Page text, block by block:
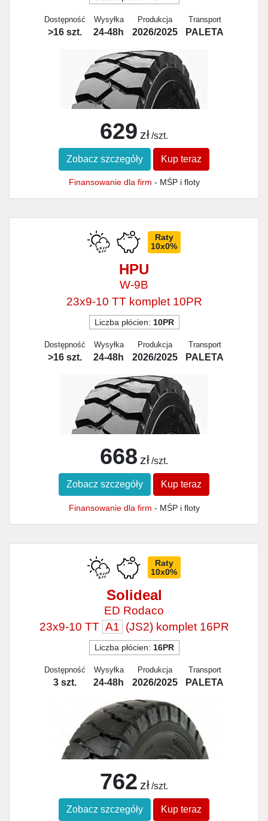
Dostępność
>16 szt.
Wysyłka
24-48h
Produkcja
2026/2025
Transport
PALETA
629 zł /szt.
Zobacz szczegóły Kup teraz
Finansowanie dla firm - MŚP i floty
Raty
10x0%
HPU
W-9B
23x9-10 TT komplet 10PR
Liczba płócien: 10PR
Dostępność
>16 szt.
Wysyłka
24-48h
Produkcja
2026/2025
Transport
PALETA
668 zł /szt.
Zobacz szczegóły Kup teraz
Finansowanie dla firm - MŚP i floty
Raty
10x0%
Solideal
ED Rodaco
23x9-10 TT A1 (JS2) komplet 16PR
Liczba płócien: 16PR
Dostępność
3 szt.
Wysyłka
24-48h
Produkcja
2026/2025
Transport
PALETA
762 zł /szt.
Zobacz szczegóły Kup teraz